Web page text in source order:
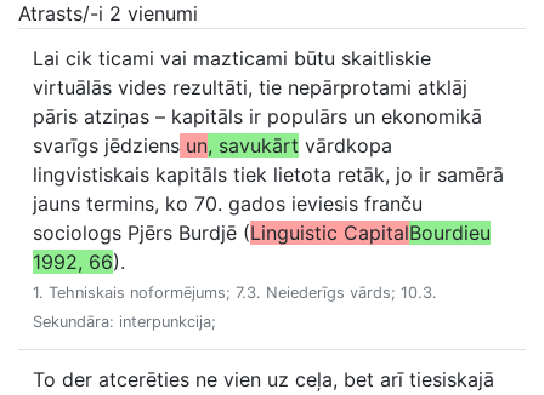
Atrasts/-i 2 vienumi
Lai cik ticami vai mazticami būtu skaitliskie
virtuālās vides rezultāti, tie nepārprotami atklāj
pāris atziņas – kapitāls ir populārs un ekonomikā
svarīgs jēdziens un, savukārt vārdkopa
lingvistiskais kapitāls tiek lietota retāk, jo ir samērā
jauns termins, ko 70. gados ieviesis franču
sociologs Pjērs Burdjē (Linguistic CapitalBourdieu
1992, 66).
1. Tehniskais noformējums; 7.3. Neiederīgs vārds; 10.3.
Sekundāra: interpunkcija;
To der atcerēties ne vien uz ceļa, bet arī tiesiskajā